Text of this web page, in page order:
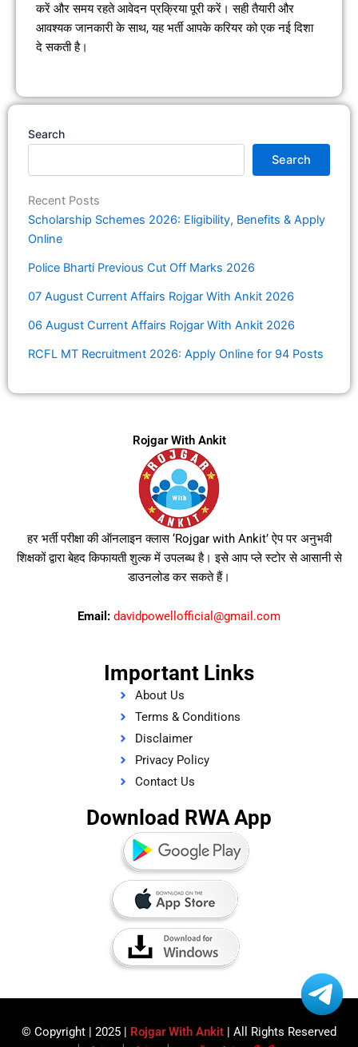
करें और समय रहते आवेदन प्रक्रिया पूरी करें। सही तैयारी और
आवश्यक जानकारी के साथ, यह भर्ती आपके करियर को एक नई दिशा
दे सकती है।
Search
Search
Recent Posts
Scholarship Schemes 2026: Eligibility, Benefits & Apply
Online
Police Bharti Previous Cut Off Marks 2026
07 August Current Affairs Rojgar With Ankit 2026
06 August Current Affairs Rojgar With Ankit 2026
RCFL MT Recruitment 2026: Apply Online for 94 Posts
Rojgar With Ankit
हर भर्ती परीक्षा की ऑनलाइन क्लास ‘Rojgar with Ankit’ ऐप पर अनुभवी
शिक्षकों द्वारा बेहद किफायती शुल्क में उपलब्ध है। इसे आप प्ले स्टोर से आसानी से
डाउनलोड कर सकते हैं।
Email: davidpowellofficial@gmail.com
Important Links
About Us
Terms & Conditions
Disclaimer
Privacy Policy
Contact Us
Download RWA App
© Copyright | 2025 | Rojgar With Ankit | All Rights Reserved​